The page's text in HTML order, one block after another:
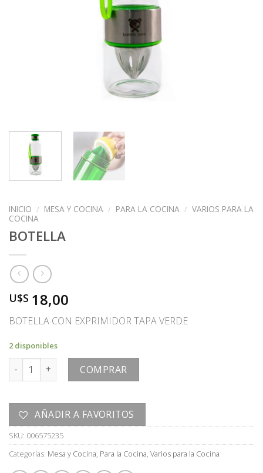
INICIO / MESA Y COCINA / PARA LA COCINA / VARIOS PARA LA
COCINA
BOTELLA
U$S 18,00
BOTELLA CON EXPRIMIDOR TAPA VERDE
2 disponibles
BOTELLA cantidadCOMPRAR
AÑADIR A FAVORITOS
SKU: 006575235
Categorías: Mesa y Cocina, Para la Cocina, Varios para la Cocina